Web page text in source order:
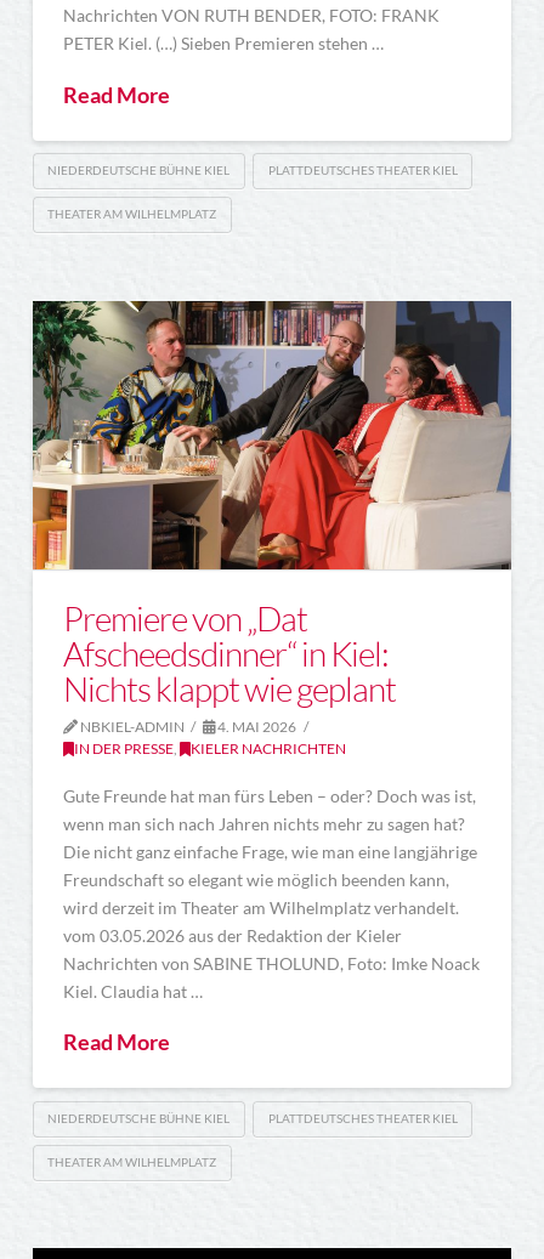
Nachrichten VON RUTH BENDER, FOTO: FRANK
PETER Kiel. (…) Sieben Premieren stehen …
Read More
NIEDERDEUTSCHE BÜHNE KIEL PLATTDEUTSCHES THEATER KIEL
THEATER AM WILHELMPLATZ
Premiere von „Dat
Afscheedsdinner“ in Kiel:
Nichts klappt wie geplant
NBKIEL-ADMIN
4. MAI 2026
IN DER PRESSE, KIELER NACHRICHTEN
Gute Freunde hat man fürs Leben – oder? Doch was ist,
wenn man sich nach Jahren nichts mehr zu sagen hat?
Die nicht ganz einfache Frage, wie man eine langjährige
Freundschaft so elegant wie möglich beenden kann,
wird derzeit im Theater am Wilhelmplatz verhandelt.
vom 03.05.2026 aus der Redaktion der Kieler
Nachrichten von SABINE THOLUND, Foto: Imke Noack
Kiel. Claudia hat …
Read More
NIEDERDEUTSCHE BÜHNE KIEL PLATTDEUTSCHES THEATER KIEL
THEATER AM WILHELMPLATZ